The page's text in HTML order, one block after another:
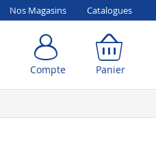
Nos Magasins Catalogues
Compte Panier
Panier